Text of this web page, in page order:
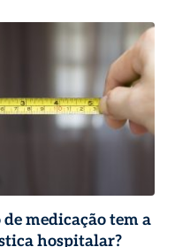
medicação tem a
hospitalar?